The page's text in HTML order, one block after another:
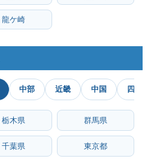
龍ケ崎
中部 近畿 中国 四国
栃木県 群馬県
千葉県 東京都